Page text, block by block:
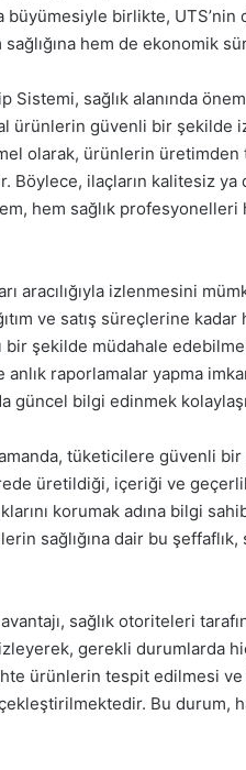
büyümesiyle birlikte,
hem de ekonomik
Sistemi, sağlık alanında
ürünlerin güvenli bir şekilde
olarak, ürünlerin
Böylece, ilaçların kalitesiz ya
hem sağlık
aracılığıyla izlenmesini
ve satış süreçlerine
bir şekilde müdahale
raporlamalar yapma
güncel bilgi edinmek
tüketicilere güvenli bir
üretildiği, içeriği ve
korumak adına bilgi
sağlığına dair bu şeffaflık,
sağlık otoriteleri
izleyerek, gerekli durumlarda
ürünlerin tespit edilmesi ve
Bu durum,